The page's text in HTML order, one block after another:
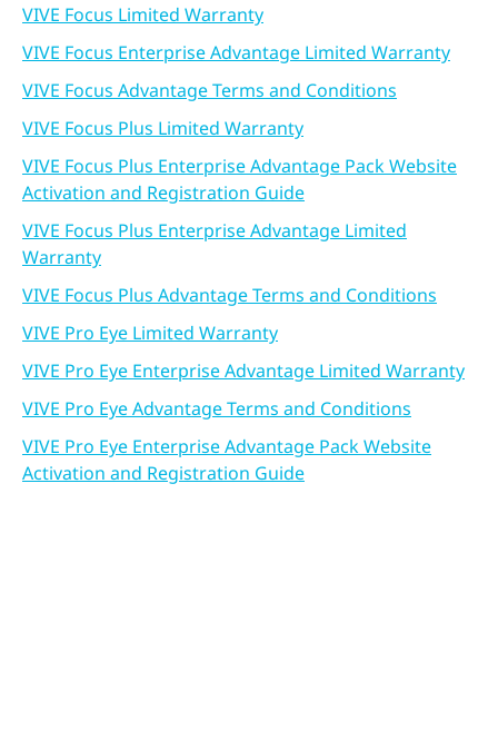
VIVE Focus Limited Warranty
VIVE Focus Enterprise Advantage Limited Warranty
VIVE Focus Advantage Terms and Conditions
VIVE Focus Plus Limited Warranty
VIVE Focus Plus Enterprise Advantage Pack Website
Activation and Registration Guide
VIVE Focus Plus Enterprise Advantage Limited
Warranty
VIVE Focus Plus Advantage Terms and Conditions
VIVE Pro Eye Limited Warranty
VIVE Pro Eye Enterprise Advantage Limited Warranty
VIVE Pro Eye Advantage Terms and Conditions
VIVE Pro Eye Enterprise Advantage Pack Website
Activation and Registration Guide